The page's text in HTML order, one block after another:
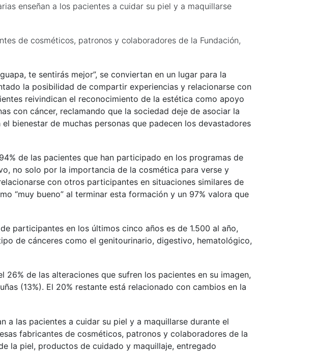
enseñan a los pacientes a cuidar su piel y a maquillarse
de cosméticos, patronos y colaboradores de la Fundación,
te sentirás mejor”, se conviertan en un lugar para la
la posibilidad de compartir experiencias y relacionarse con
reivindican el reconocimiento de la estética como apoyo
con cáncer, reclamando que la sociedad deje de asociar la
bienestar de muchas personas que padecen los devastadores
de las pacientes que han participado en los programas de
no solo por la importancia de la cosmética para verse y
con otros participantes en situaciones similares de
“muy bueno” al terminar esta formación y un 97% valora que
participantes en los últimos cinco años es de 1.500 al año,
de cánceres como el genitourinario, digestivo, hematológico,
de las alteraciones que sufren los pacientes en su imagen,
(13%). El 20% restante está relacionado con cambios en la
a las pacientes a cuidar su piel y a maquillarse durante el
fabricantes de cosméticos, patronos y colaboradores de la
la piel, productos de cuidado y maquillaje, entregado